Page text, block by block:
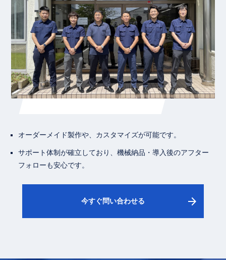
オーダーメイド製作や、カスタマイズが可能です。
サポート体制が確立しており、機械納品・導入後のアフター
フォローも安心です。
今すぐ問い合わせる arrow_forward